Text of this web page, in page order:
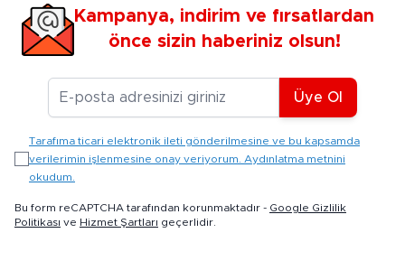
Kampanya, indirim ve fırsatlardan
önce sizin haberiniz olsun!
E-posta Adresiniz
Üye Ol
Tarafıma ticari elektronik ileti gönderilmesine ve bu kapsamda
verilerimin işlenmesine onay veriyorum. Aydınlatma metnini
okudum.
Bu form reCAPTCHA tarafından korunmaktadır - Google Gizlilik
Politikası ve Hizmet Şartları geçerlidir.